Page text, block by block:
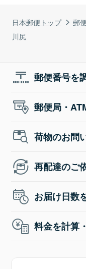
日本郵便トップ 郵
川尻
郵便番号を
郵便局・
荷物のお問
再配達のご
お届け日数
料金を計算